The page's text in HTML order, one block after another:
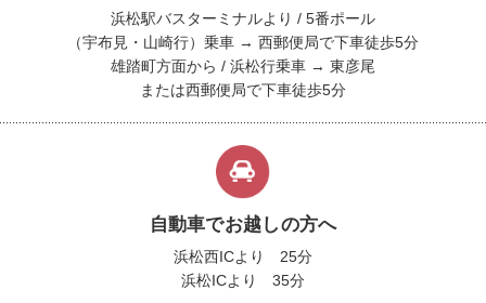
浜松駅バスターミナルより / 5番ポール
（宇布見・山崎行）乗車 → 西郵便局で下車徒歩5分
雄踏町方面から / 浜松行乗車 → 東彦尾
または西郵便局で下車徒歩5分
自動車でお越しの方へ
浜松西ICより 25分
浜松ICより 35分